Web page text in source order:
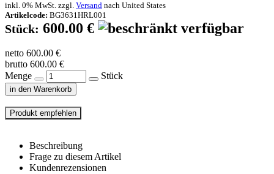
inkl. 0% MwSt. zzgl. Versand nach United States
Artikelcode: BG3631HRL001
Stück: 600.00 €
netto 600.00 €
brutto 600.00 €
Menge
Stück
in den Warenkorb
Beschreibung
Frage zu diesem Artikel
Kundenrezensionen